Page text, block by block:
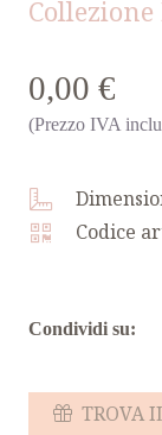
0,00 €
(Prezzo IVA
Codice
Condividi su:
TROVA